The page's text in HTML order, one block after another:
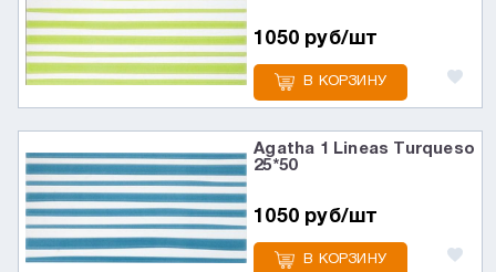
1050 руб/шт
В КОРЗИНУ
Agatha 1 Lineas Turqueso
25*50
1050 руб/шт
В КОРЗИНУ